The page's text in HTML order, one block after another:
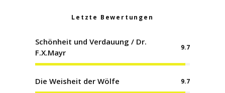
Letzte Bewertungen
Schönheit und Verdauung / Dr.
F.X.Mayr
9.7
Die Weisheit der Wölfe 9.7